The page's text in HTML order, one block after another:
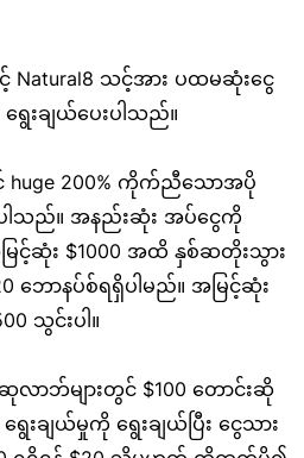
Natural8 သင့်အား ပထမဆုံးငွေ
ေးချယ်ပေးပါသည်။
200% ကိုက်ညီသောအပို
ါသည်။ အနည်းဆုံး အပ်ငွေကို
ြင့်ဆုံး $1000 အထိ နှစ်ဆတိုးသွား
ဘောနပ်စ်ရရှိပါမည်။ အမြင့်ဆုံး
သွင်းပါ။
ာဘ်များတွင် $100 တောင်းဆို
းချယ်မှုကို ရွေးချယ်ပြီး ငွေသား